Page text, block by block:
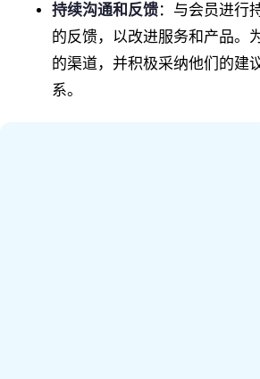
持续沟通和反馈：与会员进行
的反馈，以改进服务和产品。
的渠道，并积极采纳他们的建
系。